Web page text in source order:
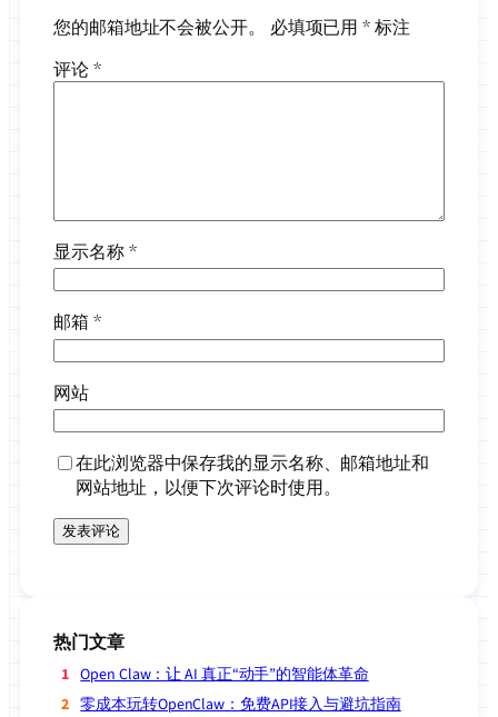
您的邮箱地址不会被公开。
必填项已用*标注
评论*
显示名称*
邮箱 *
网站
在此浏览器中保存我的显示名称、邮箱地址和
网站地址，以便下次评论时使用。
热门文章
Open Claw：让 AI 真正“动手”的智能体革命
零成本玩转OpenClaw：免费API接入与避坑指南